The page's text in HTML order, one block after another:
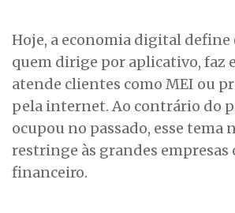
Hoje, a economia digital define
quem dirige por aplicativo, faz
atende clientes como MEI ou
pela internet. Ao contrário do
ocupou no passado, esse tema
restringe às grandes empresas
financeiro.